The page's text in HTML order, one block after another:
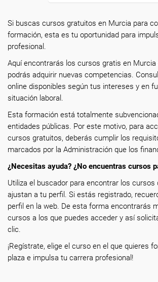
Si buscas cursos gratuitos en Murcia para
formación, esta es tu oportunidad para
profesional.
Aquí encontrarás los cursos gratis en Murcia
podrás adquirir nuevas competencias.
online disponibles según tus intereses y en
situación laboral.
Esta formación está totalmente
entidades públicas. Por este motivo, para
cursos gratuitos, deberás cumplir los
marcados por la Administración que los
¿Necesitas ayuda? ¿No encuentras cursos
Utiliza el buscador para encontrar los cursos
ajustan a tu perfil. Si estás registrado,
perfil en la web. De esta forma encontrarás
cursos a los que puedes acceder y así
clic.
¡Regístrate, elige el curso en el que quieres
plaza e impulsa tu carrera profesional!